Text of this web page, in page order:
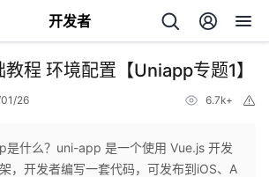
开发者
程 环境配置【Uniapp专题1】
26 6.7k+
是什么？uni-app 是一个使用 Vue.js 开发
，开发者编写一套代码，可发布到iOS、A